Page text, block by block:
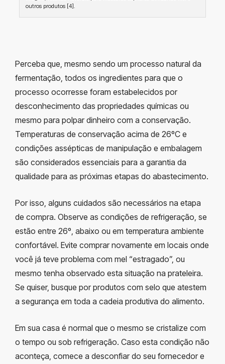
outros produtos [4].
Perceba que, mesmo sendo um processo natural da
fermentação, todos os ingredientes para que o
processo ocorresse foram estabelecidos por
desconhecimento das propriedades químicas ou
mesmo para polpar dinheiro com a conservação.
Temperaturas de conservação acima de 26ºC e
condições assépticas de manipulação e embalagem
são considerados essenciais para a garantia da
qualidade para as próximas etapas do abastecimento.
Por isso, alguns cuidados são necessários na etapa
de compra. Observe as condições de refrigeração, se
estão entre 26º, abaixo ou em temperatura ambiente
confortável. Evite comprar novamente em locais onde
você já teve problema com mel “estragado”, ou
mesmo tenha observado esta situação na prateleira.
Se quiser, busque por produtos com selo que atestem
a segurança em toda a cadeia produtiva do alimento.
Em sua casa é normal que o mesmo se cristalize com
o tempo ou sob refrigeração. Caso esta condição não
aconteça, comece a desconfiar do seu fornecedor e